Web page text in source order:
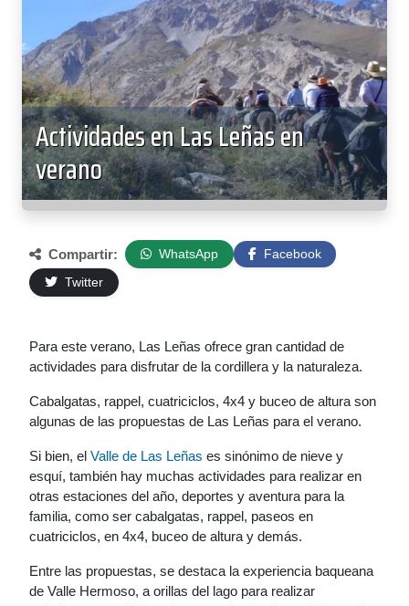
Actividades en Las Leñas en
verano
Compartir: WhatsApp
Facebook
Twitter
Para este verano, Las Leñas ofrece gran cantidad de
actividades para disfrutar de la cordillera y la naturaleza.
Cabalgatas, rappel, cuatriciclos, 4x4 y buceo de altura son
algunas de las propuestas de Las Leñas para el verano.
Si bien, el Valle de Las Leñas es sinónimo de nieve y
esquí, también hay muchas actividades para realizar en
otras estaciones del año, deportes y aventura para la
familia, como ser cabalgatas, rappel, paseos en
cuatriciclos, en 4x4, buceo de altura y demás.
Entre las propuestas, se destaca la experiencia baqueana
de Valle Hermoso, a orillas del lago para realizar